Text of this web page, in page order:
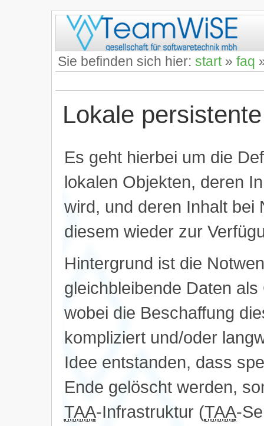
Sie befinden sich hier: start» faq
Lokale
Es geht hierbei um die
lokalen Objekten, deren
wird, und deren Inhalt bei
diesem wieder zur
Hintergrund ist die
gleichbleibende Daten
wobei die Beschaffung
kompliziert und/oder
Idee entstanden, dass
Ende gelöscht werden,
TAA-Infrastruktur (TAA-